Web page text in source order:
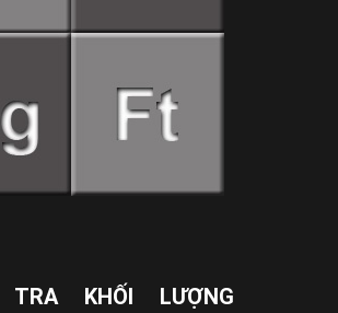
TRA KHỐI LƯỢNG